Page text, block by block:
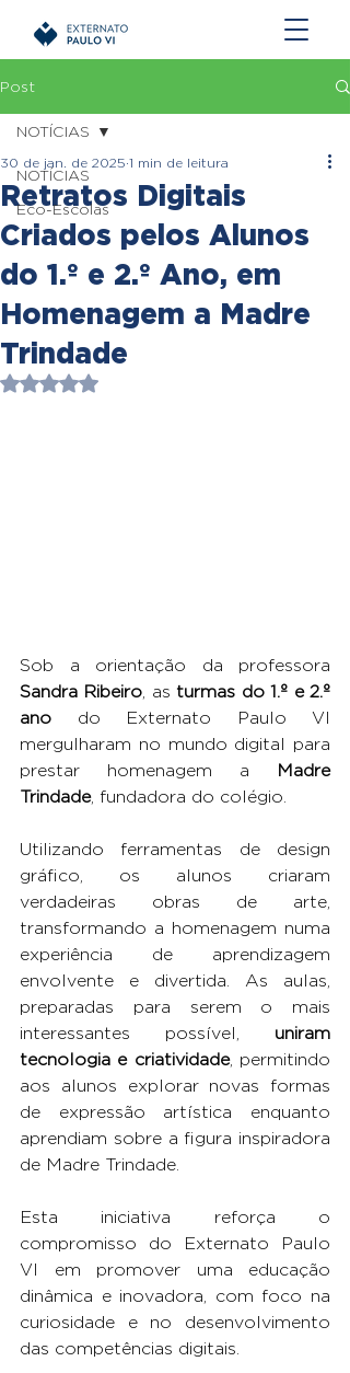
Post
NOTÍCIAS
Eco-Escolas
NOTÍCIAS
Retratos Digitais
Criados pelos Alunos
do 1.º e 2.º Ano, em
Homenagem a Madre
Trindade
30 de jan. de 2025 1 min de leitura
Avaliado com NaN de 5 estrelas.
Sandra Ribeiro, as turmas do 1.º e 2.º
ano do Externato Paulo VI
mergulharam no mundo digital para
prestar homenagem a
Madre
Trindade, fundadora do colégio.
Utilizando ferramentas de design
gráfico, os alunos criaram
verdadeiras obras de arte,
transformando a homenagem numa
experiência de aprendizagem
envolvente e divertida. As aulas,
preparadas para serem o mais
interessantes possível, uniram
tecnologia e criatividade, permitindo
aos alunos explorar novas formas
de expressão artística enquanto
aprendiam sobre a figura inspiradora
de Madre Trindade.
Esta iniciativa reforça o
compromisso do Externato Paulo
VI em promover uma educação
dinâmica e inovadora, com foco na
curiosidade e no desenvolvimento
das competências digitais.